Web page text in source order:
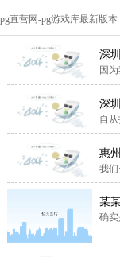
pg直营网-pg游戏库最新版本
深
因
高
线，
精
调
不良
产
深
自
作
速度
了很
设
求，
还
惠
我们
比
断的
前期
知
某
确
是